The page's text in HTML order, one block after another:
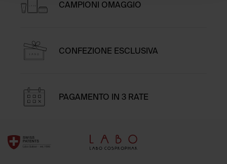
CAMPIONI OMAGGIO
CONFEZIONE ESCLUSIVA
PAGAMENTO IN 3 RATE